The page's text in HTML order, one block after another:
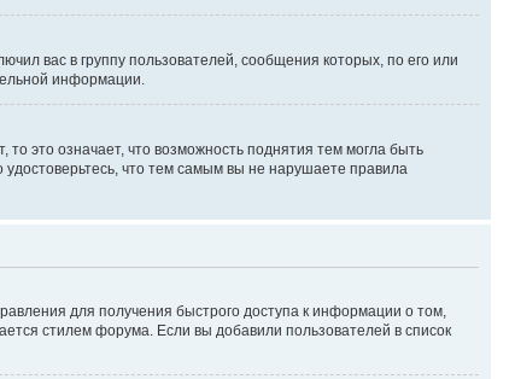
вас в группу пользователей, сообщения которых, по его или
информации.
это означает, что возможность поднятия тем могла быть
что тем самым вы не нарушаете правила
для получения быстрого доступа к информации о том,
стилем форума. Если вы добавили пользователей в список